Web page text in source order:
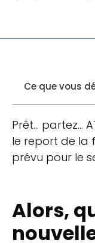
Ce que vous
Prêt… partez…
le report de la
prévu pour le
Alors,